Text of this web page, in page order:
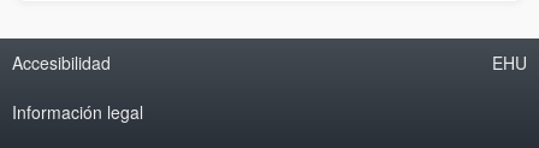
Accesibilidad
Información legal
EHU